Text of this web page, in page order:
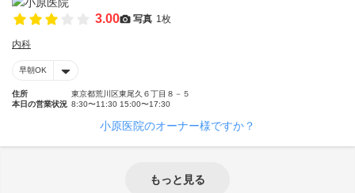
3.00 写真 1枚
内科
早朝OK
住所
東京都荒川区東尾久６丁目８－５
本日の営業状況 8:30〜11:30 15:00〜17:30
小原医院のオーナー様ですか？
もっと見る